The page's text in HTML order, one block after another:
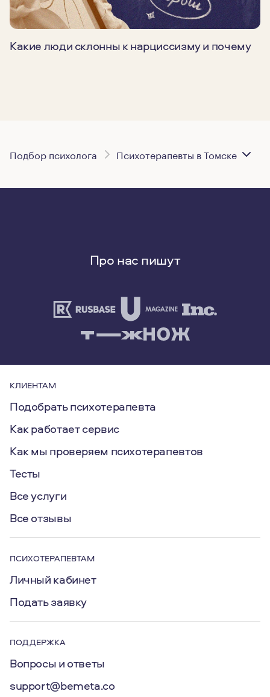
Какие люди склонны к нарциссизму и почему
Подбор психолога Психотерапевты в Томске
Про нас пишут
КЛИЕНТАМ
Подобрать психотерапевта
Как работает сервис
Как мы проверяем психотерапевтов
Тесты
Все услуги
Все отзывы
ПСИХОТЕРАПЕВТАМ
Личный кабинет
Подать заявку
ПОДДЕРЖКА
Вопросы и ответы
support@bemeta.co